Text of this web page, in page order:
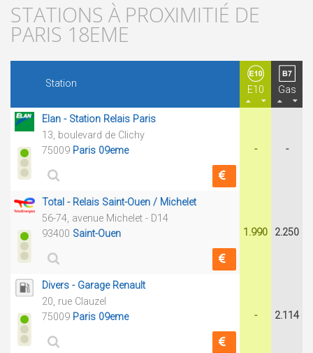
STATIONS À PROXIMITIÉ DE
PARIS 18EME
Station
E10 Gas
Elan - Station Relais Paris
13, boulevard de Clichy
75009 Paris 09eme - -
Total - Relais Saint-Ouen / Michelet
56-74, avenue Michelet - D14
93400 Saint-Ouen 1.990 2.250
Divers - Garage Renault
20, rue Clauzel
75009 Paris 09eme - 2.114